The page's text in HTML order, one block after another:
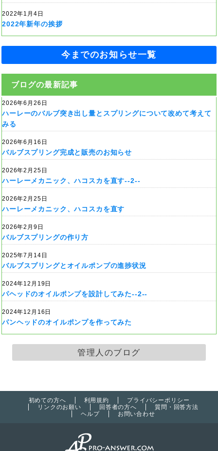
2022年1月4日
2022年新年の挨拶
今までのお知らせ一覧
ブログの最新記事
2026年6月26日
ハーレーのバルブ突き出し量とスプリングについて改めて考えて
みる
2026年6月16日
バルブスプリング完成と販売のお知らせ
2026年2月25日
ハーレーメカニック、ハコスカを直す--2--
2026年2月25日
ハーレーメカニック、ハコスカを直す
2026年2月9日
バルブスプリングの作り方
2025年7月14日
バルブスプリングとオイルポンプの進捗状況
2024年12月19日
パヘッドのオイルポンプを設計してみた--2--
2024年12月16日
パンヘッドのオイルポンプを作ってみた
管理人のブログ
初めての方へ 利用規約
プライバシーポリシー
リンクのお願い
回答者の方へ
質問・回答方法
ヘルプ
お問い合わせ